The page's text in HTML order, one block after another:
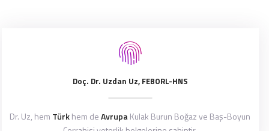
Doç. Dr. Uzdan Uz, FEBORL-HNS
Dr. Uz, hem Türkhem deAvrupaKulak Burun Boğaz ve Baş-Boyun